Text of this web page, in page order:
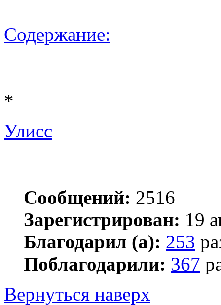
Содержание:
*
Улисс
Сообщений: 2516
Зарегистрирован: 19
Благодарил (а): 253
Поблагодарили: 367
Вернуться наверх